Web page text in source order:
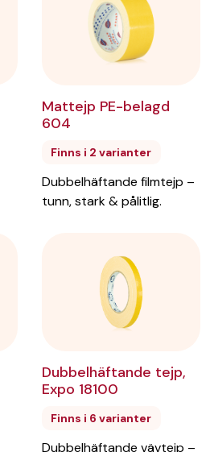
Mattejp PE-belagd
604
Finns i 2 varianter
Dubbelhäftande filmtejp –
tunn, stark & pålitlig.
Dubbelhäftande tejp,
Expo 18100
Finns i 6 varianter
Dubbelhäftande vävtejp –